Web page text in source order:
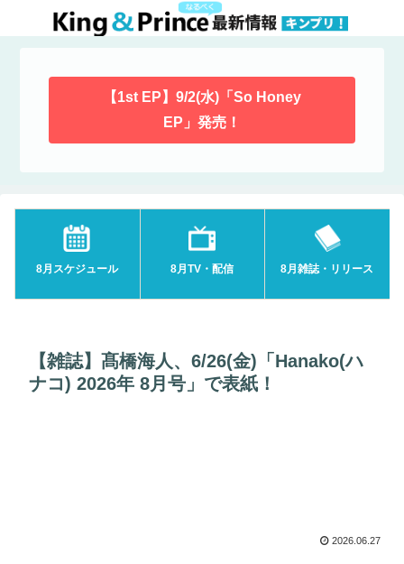
【1st EP】9/2(水)「So Honey
EP」発売！
8月スケジュール 8月TV・配信 8月雑誌・リリース
【雑誌】髙橋海人、6/26(金)「Hanako(ハ
ナコ) 2026年 8月号」で表紙！
2026.06.27